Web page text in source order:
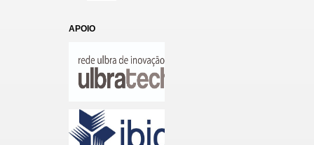
APOIO